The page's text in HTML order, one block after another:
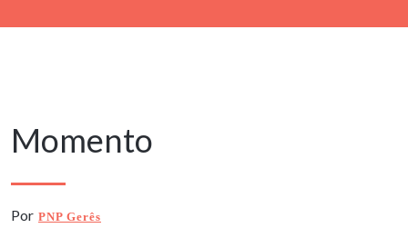
Momento
Por PNP Gerês